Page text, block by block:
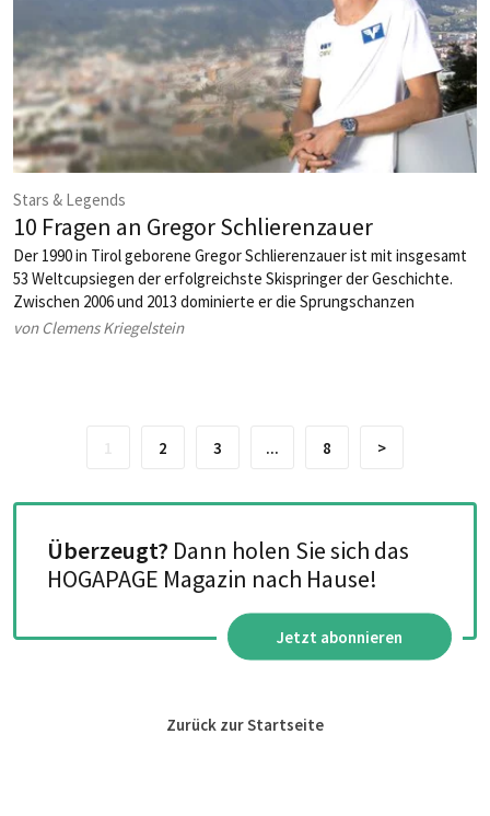
Stars & Legends
10 Fragen an Gregor Schlierenzauer
Der 1990 in Tirol geborene Gregor Schlierenzauer ist mit insgesamt
53 Weltcupsiegen der erfolgreichste Skispringer der Geschichte.
Zwischen 2006 und 2013 dominierte er die Sprungschanzen
teilweise fast nach Belieben, er gewann 2x die
in der kommenden Saison wiederfinden möchte.
von Clemens Kriegelstein
2 3 ... 8 >
Überzeugt? Dann holen Sie sich das
HOGAPAGE Magazin nach Hause!
Jetzt abonnieren
Zurück zur Startseite